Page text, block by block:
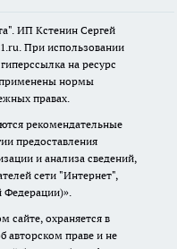
ИП Кстенин Сергей
При использовании
на ресурс
применены нормы
правах.
рекомендательные
предоставления
и анализа сведений,
сети "Интернет",
Федерации)».
сайте, охраняется в
авторском праве и не